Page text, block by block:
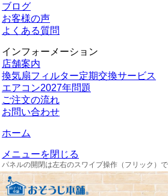
ブログ
お客様の声
よくある質問
インフォーメーション
店舗案内
換気扇フィルター定期交換サービス
エアコン2027年問題
ご注文の流れ
お問い合わせ
ホーム
メニューを閉じる
パネルの開閉は左右のスワイプ操作（フリック）